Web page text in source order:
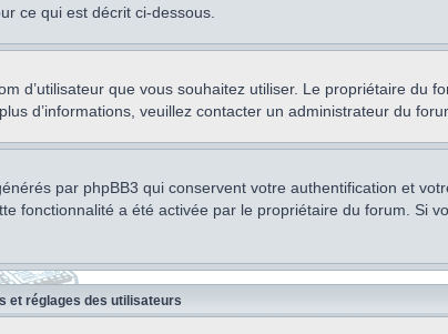
ce qui est décrit ci-dessous.
d’utilisateur que vous souhaitez utiliser. Le propriétaire du
d’informations, veuillez contacter un administrateur du
par phpBB3 qui conservent votre authentification et
fonctionnalité a été activée par le propriétaire du forum. Si
et réglages des utilisateurs